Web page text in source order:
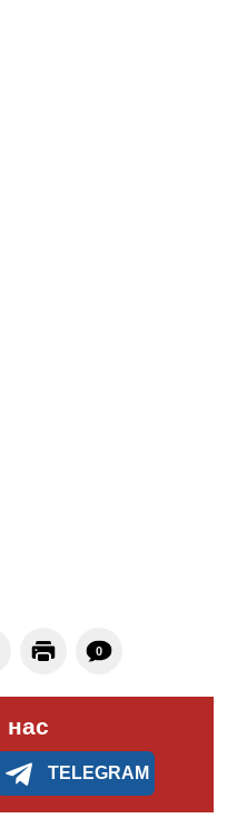
0
нас
TELEGRAM